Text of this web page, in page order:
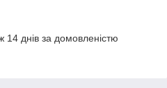
днів за домовленістю